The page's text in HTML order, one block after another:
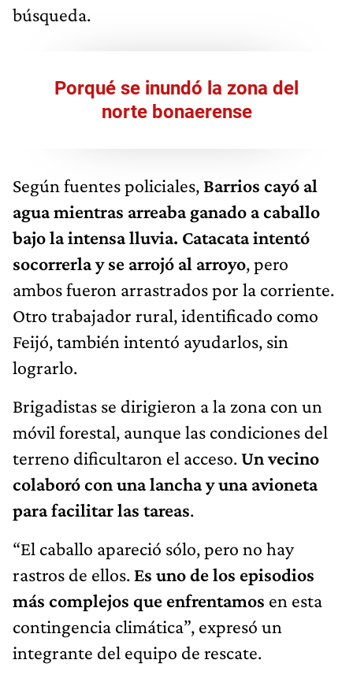
búsqueda.
Porqué se inundó la zona del
norte bonaerense
Según fuentes policiales, Barrios cayó al
agua mientras arreaba ganado a caballo
bajo la intensa lluvia. Catacata intentó
socorrerla y se arrojó al arroyo, pero
ambos fueron arrastrados por la corriente.
Otro trabajador rural, identificado como
Feijó, también intentó ayudarlos, sin
lograrlo.
Brigadistas se dirigieron a la zona con un
móvil forestal, aunque las condiciones del
terreno dificultaron el acceso.Un vecino
colaboró con una lancha y una avioneta
para facilitar las tareas.
“El caballo apareció sólo, pero no hay
rastros de ellos. Es uno de los episodios
más complejos que enfrentamos en esta
contingencia climática”, expresó un
integrante del equipo de rescate.